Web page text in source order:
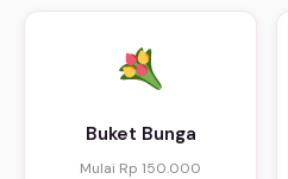
Buket Bunga
Mulai Rp 150.000